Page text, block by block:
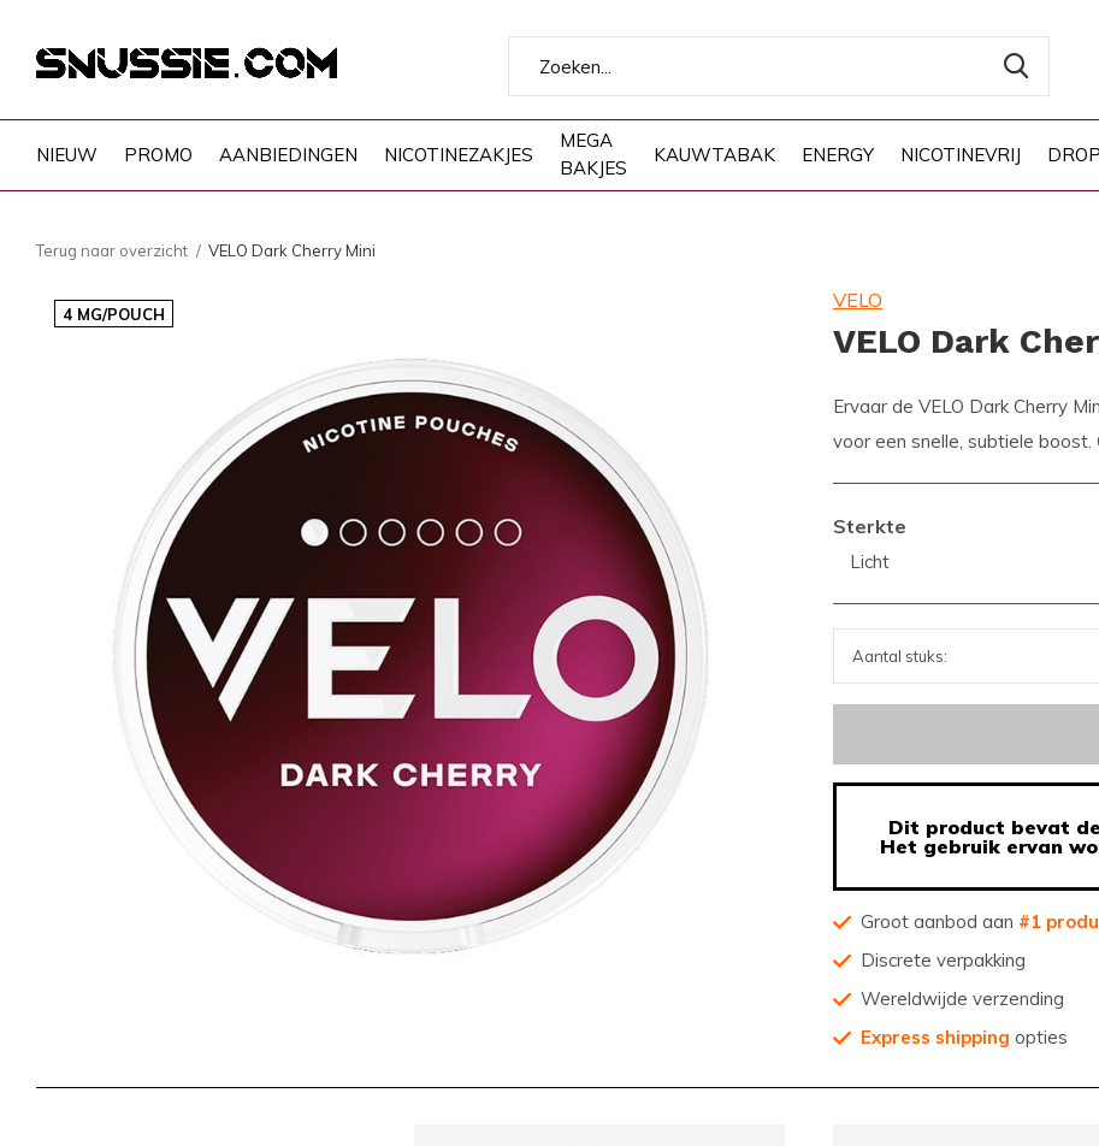
NIEUW PROMO AANBIEDINGEN NICOTINEZAKJES
MEGA
BAKJES
KAUWTABAK ENERGY NICOTINEVRIJ
Terug naar overzicht VELO Dark Cherry Mini
4 MG/POUCH
VELO
VELO Dark
Ervaar de VELO Dark Cherry
voor een snelle, subtiele
Sterkte
Licht
Dit product bevat
Het gebruik ervan
Groot aanbod aan #1
Discrete verpakking
Wereldwijde verzending
Express shipping opties